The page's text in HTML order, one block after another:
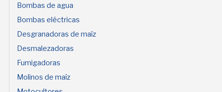
Bombas de agua
Bombas eléctricas
Desgranadoras de maíz
Desmalezadoras
Fumigadoras
Molinos de maíz